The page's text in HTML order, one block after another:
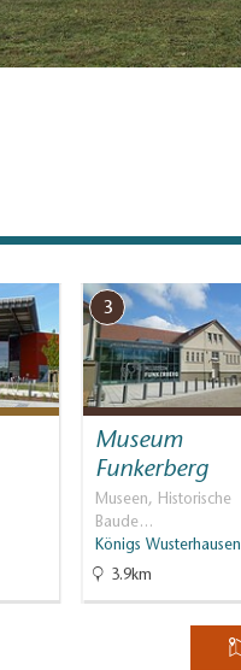
3
Museum
Funkerberg
Museen, Historische
Baude…
Königs Wusterhausen
3.9km